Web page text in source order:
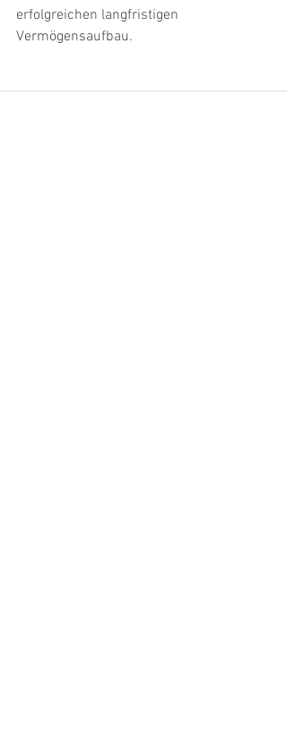
erfolgreichen langfristigen
Vermögensaufbau.